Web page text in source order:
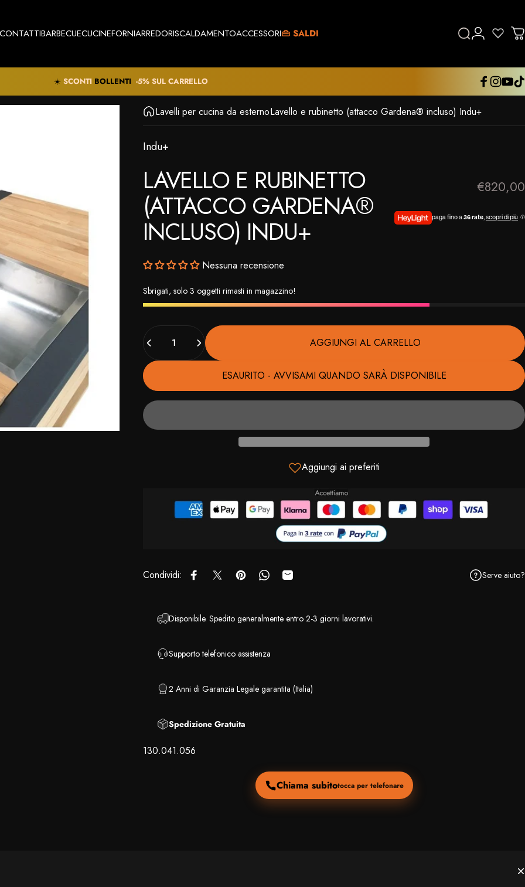
CONTATTIBARBECUECUCINEFORNIARREDORISCALDAMENTOACCESSORI👜 SALDI CercaAccedi
-5% SUL CARRELLO
🚚SPEDIZIONE GRATUITA INTUTTAITALIA
Lavelli per cucina da esternoLavello e rubinetto (attacco Gardena® incluso) Indu+
Indu+
LAVELLO E RUBINETTO
(ATTACCO GARDENA®
INCLUSO) INDU+
€820,00
paga fino a 36 rate, scopri di più
Nessuna recensione
Sbrigati, solo 3 oggetti rimasti in magazzino!
AGGIUNGI AL CARRELLO
ESAURITO - AVVISAMI QUANDO SARÀ DISPONIBILE
Aggiungi ai preferiti
Condividi: Condividi su Facebook
Condividi su X
Aggiungi un pin su Pinterest
Condividi su WhatsApp
Condivide via e-mail Serve aiuto?
Disponibile. Spedito generalmente entro 2-3 giorni lavorativi.
Supporto telefonico assistenza
2 Anni di Garanzia Legale garantita (Italia)
Spedizione Gratuita
130.041.056
Chiama subitotocca per telefonare